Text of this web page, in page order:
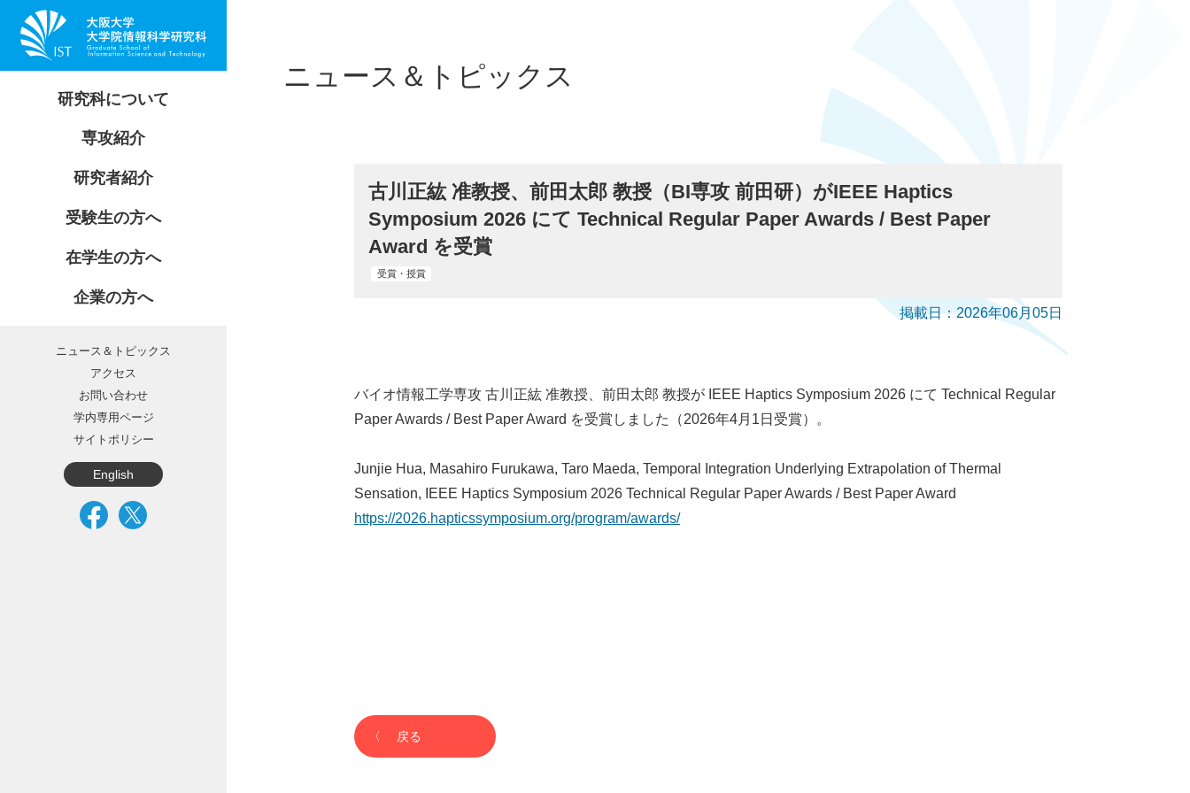
研究科について
研究科長からのメッセージ
創設の目的と理念
情報科学研究科 刊行物
自己評価・外部評価報告書
教育研究組織・事務組織
受賞・授賞
専攻紹介
情報基礎数学専攻
情報システム工学専攻
情報ネットワーク学専攻
バイオ情報工学専攻
研究者紹介
情報基礎数学専攻
情報システム工学専攻
情報ネットワーク学専攻
バイオ情報工学専攻
受験生の方へ
入学ルート
入試情報
教育活動
在学生の方へ
講義・履修
開講・休講情報
就職・インターンシップ
留学生向け情報
企業の方へ
共同研究・委託研究
産学連携企画室
ニュース＆トピックス
アクセス
お問い合わせ
学内専用ページ
サイトポリシー
English
ニュース＆トピックス
古川正紘 准教授、前田太郎 教授（BI専攻 前田研）がIEEE Haptics
Symposium 2026 にて Technical Regular Paper Awards / Best Paper
Award を受賞
受賞・授賞
掲載日：2026年06月05日
バイオ情報工学専攻 古川正紘 准教授、前田太郎 教授が IEEE Haptics Symposium 2026 にて Technical Regular
Paper Awards / Best Paper Award を受賞しました（2026年4月1日受賞）。
Junjie Hua, Masahiro Furukawa, Taro Maeda, Temporal Integration Underlying Extrapolation of Thermal
Sensation, IEEE Haptics Symposium 2026 Technical Regular Paper Awards / Best Paper Award
https://2026.hapticssymposium.org/program/awards/
戻る